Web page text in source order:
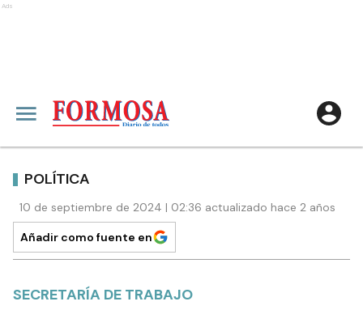
Ads
POLÍTICA
10 de septiembre de 2024 | 02:36 actualizado hace 2 años
Añadir como fuente en
SECRETARÍA DE TRABAJO